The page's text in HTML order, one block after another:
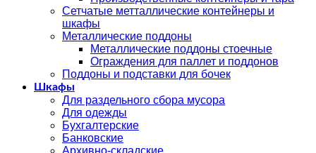
Сетчатые метталлические контейнеры и
шкафы
Металлические поддоны
Металлические поддоны стоечные
Ограждения для паллет и поддонов
Поддоны и подставки для бочек
Шкафы
Для раздельного сбора мусора
Для одежды
Бухгалтерские
Банковские